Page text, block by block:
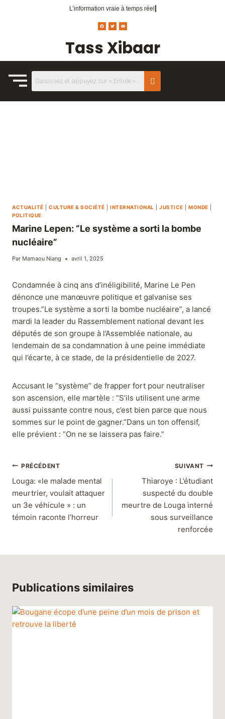
Tass Xibaar
L’information vraie à temps réel.
ACTUALITÉ CULTURE & SOCIÉTÉ INTERNATIONAL JUSTICE MONDE
POLITIQUE
Marine Lepen: “Le système a sorti la bombe
nucléaire”
Par Mamaou Niang avril 1, 2025
Condamnée à cinq ans d’inéligibilité, Marine Le Pen
dénonce une manœuvre politique et galvanise ses
troupes.”Le système a sorti la bombe nucléaire”, a lancé
mardi la leader du Rassemblement national devant les
députés de son groupe à l’Assemblée nationale, au
lendemain de sa condamnation à une peine immédiate
qui l’écarte, à ce stade, de la présidentielle de 2027.
Accusant le “système” de frapper fort pour neutraliser
son ascension, elle martèle : “S’ils utilisent une arme
aussi puissante contre nous, c’est bien parce que nous
sommes sur le point de gagner.”Dans un ton offensif,
elle prévient : “On ne se laissera pas faire.”
PRÉCÉDENT
Louga: «le malade mental
meurtrier, voulait attaquer
un 3e véhicule » : un
témoin raconte l’horreur
SUIVANT
Thiaroye : L’étudiant
suspecté du double
meurtre de Louga interné
sous surveillance
renforcée
Publications similaires